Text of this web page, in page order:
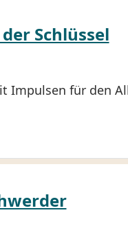
Schlüssel
Impulsen für den